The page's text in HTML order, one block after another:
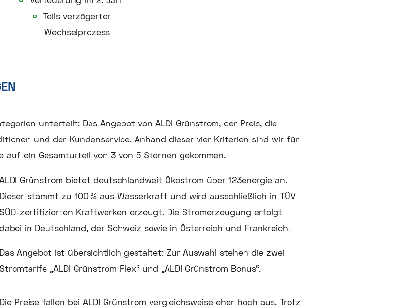
Teils verzögerter
Wechselprozess
unterteilt: Das Angebot von ALDI Grünstrom, der Preis, die
und der Kundenservice. Anhand dieser vier Kriterien sind wir für
auf ein Gesamturteil von 3 von 5 Sternen gekommen.
ALDI Grünstrom bietet deutschlandweit Ökostrom über 123energie an.
Dieser stammt zu 100 % aus Wasserkraft und wird ausschließlich in TÜV
SÜD-zertifizierten Kraftwerken erzeugt. Die Stromerzeugung erfolgt
dabei in Deutschland, der Schweiz sowie in Österreich und Frankreich.
Das Angebot ist übersichtlich gestaltet: Zur Auswahl stehen die zwei
Stromtarife „ALDI Grünstrom Flex“ und „ALDI Grünstrom Bonus“.
Die Preise fallen bei ALDI Grünstrom vergleichsweise eher hoch aus. Trotz